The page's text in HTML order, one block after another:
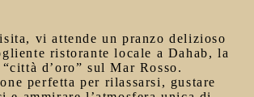
vi attende unpranzo delizioso
ristorante locale a Dahab, la
d’oro” sul Mar Rosso.
perfetta per rilassarsi, gustare